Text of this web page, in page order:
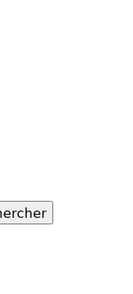
des idées
hôtelss